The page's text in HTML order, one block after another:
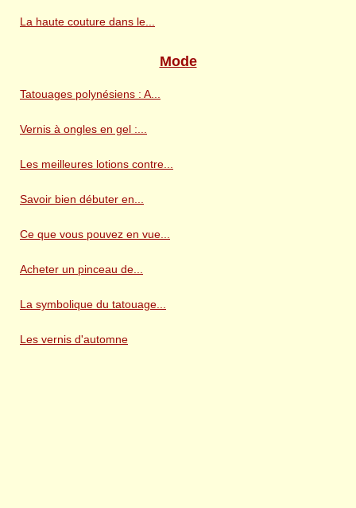
La haute couture dans le...
Mode
Tatouages polynésiens : A...
Vernis à ongles en gel :...
Les meilleures lotions contre...
Savoir bien débuter en...
Ce que vous pouvez en vue...
Acheter un pinceau de...
La symbolique du tatouage...
Les vernis d'automne